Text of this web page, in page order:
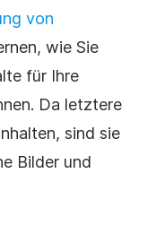
von
wie Sie
für Ihre
Da letztere
sind sie
Bilder und